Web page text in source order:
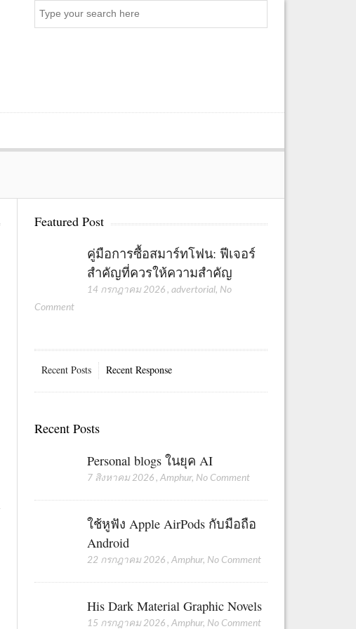
e
Featured Post
คู่มือการซื้อสมาร์ทโฟน: ฟีเจอร์
สำคัญที่ควรให้ความสำคัญ
14 กรกฎาคม 2026 ,advertorial, No
Comment
Recent Posts Recent Response
Recent Posts
Personal blogs ในยุค AI
7 สิงหาคม 2026 ,Amphur, No Comment
ใช้หูฟัง Apple AirPods กับมือถือ
Android
22 กรกฎาคม 2026 ,Amphur, No Comment
His Dark Material Graphic Novels
15 กรกฎาคม 2026 ,Amphur, No Comment